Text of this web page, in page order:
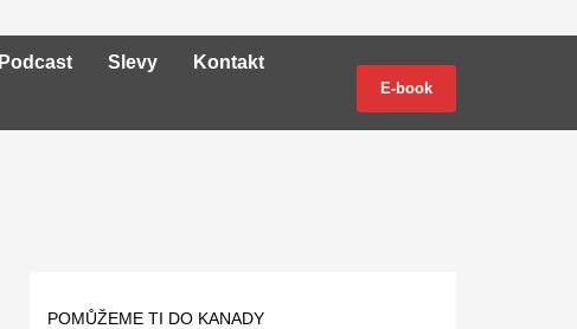
Podcast Slevy Kontakt
E-book
POMŮŽEME TI DO KANADY